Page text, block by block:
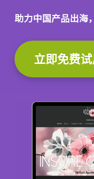
助力中国产品出海
立即免费